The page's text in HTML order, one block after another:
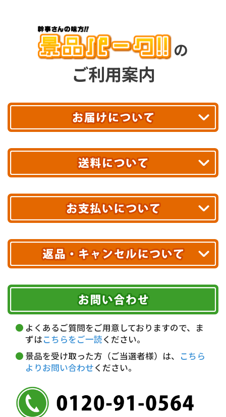
の
ご利用案内
最短翌日お届け!
あす着エリアが対象です。
エリアやお届け日の確認はこちら▶
※ 配送業者による配送遅延が生じる可能性がございます。
※ 沖縄・離島はお届けできません。
送料無料!
10,000円未満 全国一律1,100円(税込)
配送業者
ヤマト運輸
お届け可能時間帯
午前中 14～16時
16～18時
18～20時
19～21時 指定なし
クレジットカード
代金引換(現金のみ)
5,000円未満…330円(税込)
銀行振込(前払い)
普通 7263489
＜口座名＞ カ）ディースタイル
期限を含むルール（条件）や、お客様にご負担い
ただく費用がございます。
詳しくはこちら▶
よくあるご質問をご用意しておりますので、ま
ずはこちらをご一読ください。
景品を受け取った方（ご当選者様）は、
こちら
よりお問い合わせください。